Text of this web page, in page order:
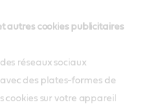
autres cookies publicitaires
réseaux sociaux
des plates-formes de
cookies sur votre appareil